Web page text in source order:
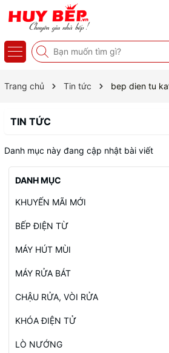
Trang chủ Tin tức bep dien tu
TIN TỨC
Danh mục này đang cập nhật bài viết
DANH MỤC
KHUYẾN MÃI MỚI
BẾP ĐIỆN TỪ
MÁY HÚT MÙI
MÁY RỬA BÁT
CHẬU RỬA, VÒI RỬA
KHÓA ĐIỆN TỬ
LÒ NƯỚNG